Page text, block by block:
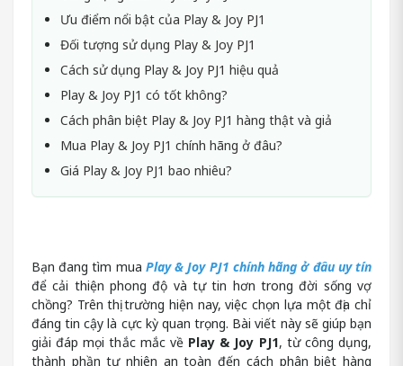
Ưu điểm nổi bật của Play & Joy PJ1
Đối tượng sử dụng Play & Joy PJ1
Cách sử dụng Play & Joy PJ1 hiệu quả
Play & Joy PJ1 có tốt không?
Cách phân biệt Play & Joy PJ1 hàng thật và giả
Mua Play & Joy PJ1 chính hãng ở đâu?
Giá Play & Joy PJ1 bao nhiêu?
Bạn đang tìm mua Play & Joy PJ1 chính hãng ở đâu uy tín
để cải thiện phong độ và tự tin hơn trong đời sống vợ
chồng? Trên thị trường hiện nay, việc chọn lựa một địa chỉ
đáng tin cậy là cực kỳ quan trọng. Bài viết này sẽ giúp bạn
giải đáp mọi thắc mắc về Play & Joy PJ1, từ công dụng,
thành phần tự nhiên an toàn đến cách phân biệt hàng